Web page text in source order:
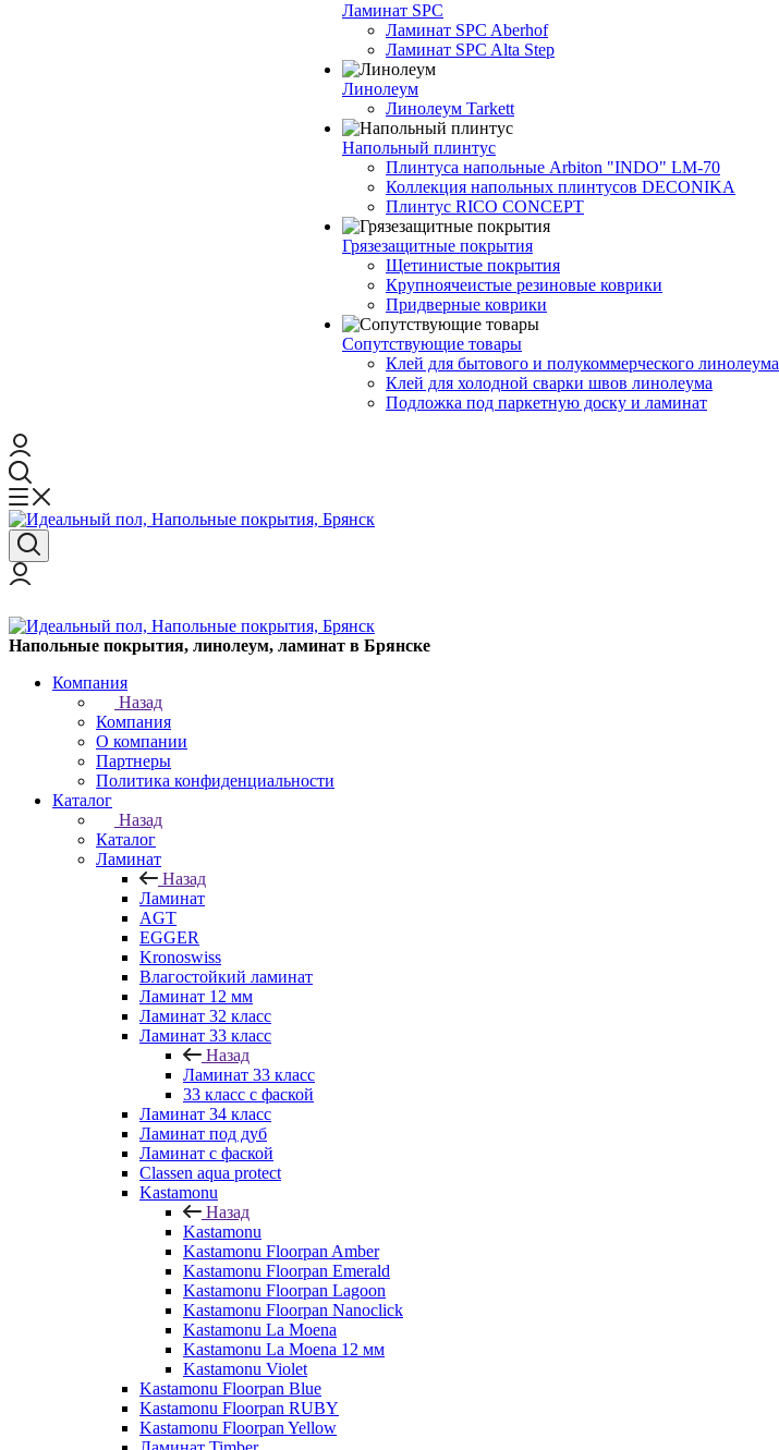
Ламинат SPC
Ламинат SPC Aberhof
Ламинат SPC Alta Step
Линолеум
Линолеум Tarkett
Напольный плинтус
Плинтуса напольные Arbiton "INDO" LM-70
Коллекция напольных плинтусов DECONIKA
Плинтус RICO CONCEPT
Грязезащитные покрытия
Щетинистые покрытия
Крупноячеистые резиновые коврики
Придверные коврики
Сопутствующие товары
Клей для бытового и полукоммерческого линолеума
Клей для холодной сварки швов линолеума
Подложка под паркетную доску и ламинат
Напольные покрытия, линолеум, ламинат в Брянске
Компания
Назад
Компания
О компании
Партнеры
Политика конфиденциальности
Каталог
Назад
Каталог
Ламинат
Назад
Ламинат
AGT
EGGER
Kronoswiss
Влагостойкий ламинат
Ламинат 12 мм
Ламинат 32 класс
Ламинат 33 класс
Назад
Ламинат 33 класс
33 класс с фаской
Ламинат 34 класс
Ламинат под дуб
Ламинат с фаской
Classen aqua protect
Kastamonu
Назад
Kastamonu
Kastamonu Floorpan Amber
Kastamonu Floorpan Emerald
Kastamonu Floorpan Lagoon
Kastamonu Floorpan Nanoclick
Kastamonu La Moena
Kastamonu La Moena 12 мм
Kastamonu Violet
Kastamonu Floorpan Blue
Kastamonu Floorpan RUBY
Kastamonu Floorpan Yellow